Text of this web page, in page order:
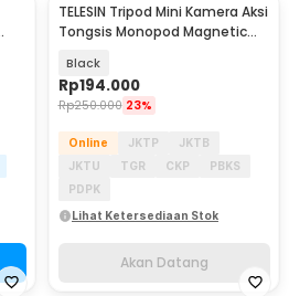
Akan Datang
TELESIN Tripod Mini Kamera Aksi
Tongsis Monopod Magnetic
Black
Rp194.000
Rp250.000 23%
Online JKTP
JKTB
JKTU
TGR CKP
PBKS
PDPK
Lihat Ketersediaan Stok
Akan Datang